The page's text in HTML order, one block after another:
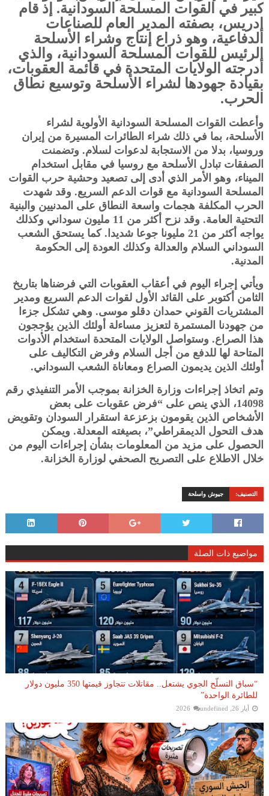
كبير في القوات المسلحة السودانية. إذ قام
إدريس، بصفته المدير العام للصناعات
الدفاعية، وهو ذراع إنتاج وشراء الأسلحة
الرئيس للقوات المسلحة السودانية، والذي
أدرجته الولايات المتحدة في قائمة العقوبات،
بقيادة جهودها لشراء الأسلحة وتوسيع نطاق
الحرب.
وأعطت القوات المسلحة السودانية الأولوية لشراء
الأسلحة، بما في ذلك شراء الطائرات المسيرة من إيران
وروسيا، بدلا من الاستجابة لدعوات لسلام. وتضمنت
الصفقات تبادل الأسلحة مع روسيا في مقابل استخدام
الميناء، وهو الأمر الذي أدى إلى تصعيد وحشية حرب القوات
المسلحة السودانية مع قوات الدعم السريع. وقد شهدت
الحرب المكلفة هجمات واسعة النطاق على المدنيين والبنية
التحتية العامة. وقد نزح أكثر من 11 مليون سوداني وكذلك
يواجه أكثر من 21 مليونا جوعا شديدا. كما يستحق الشعب
السوداني السلام والعدالة وكذلك العودة إلى الحكومة
المدنية.
ويأتي إجراء اليوم في أعقاب العقوبات التي فرضناها بتاريخ
الثامن أكتوبر على القائد الأول لقوات الدعم السريع ومدير
المشتريات القوني حمدان دقلو موسى. وهي تشكل جزءا
من جهودنا المستمرة لتعزيز مساءلة أولئك الذين يؤججون
هذا الصراع. وستواصل الولايات المتحدة استخدام الأدوات
المتاحة لها للدفع من أجل السلام وفرض التكاليف على
أولئك الذين يديمون الصراع ومعاناة الشعب السوداني.
وتم اتخاذ إجراءات وزارة الخزانة بموجب الأمر التنفيذي رقم
14098، الذي ينص على “فرض عقوبات على بعض
الأشخاص الذين يقومون بزعزعة استقرار السودان وتقويض
هدف التحول الديمقراطي”، بصيغته المعدلة. ويمكن
الحصول على مزيد من المعلومات بشأن إجراءات اليوم من
خلال الاطلاع على التصريح الصحفي لوزارة الخزانة.
التصنيف: جيوش واسلحة
مواضيع ذات الصلة
“سباق التسلّح الجوي يشتعل.. مقاتلات تتجاوز قيمتها 350 مليون دولار
للطائرة الواحدة”
أيار 26, 2026 undefined